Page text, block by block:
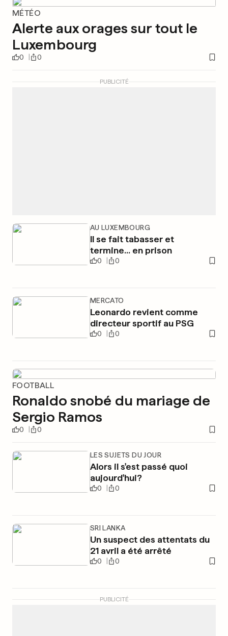
MÉTÉO
Alerte aux orages sur tout le
Luxembourg
0 0
AU LUXEMBOURG
Il se fait tabasser et
termine... en prison
0 0
MERCATO
Leonardo revient comme
directeur sportif au PSG
0 0
PUBLICITÉ
FOOTBALL
Ronaldo snobé du mariage de
Sergio Ramos
0 0
LES SUJETS DU JOUR
Alors il s'est passé quoi
aujourd'hui?
0 0
SRI LANKA
Un suspect des attentats du
21 avril a été arrêté
0 0
PUBLICITÉ